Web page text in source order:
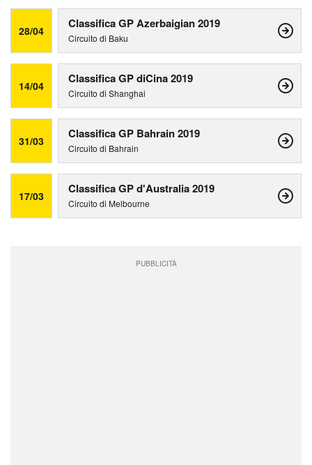
28/04 Classifica GP Azerbaigian 2019
Circuito di Baku
14/04 Classifica GP diCina 2019
Circuito di Shanghai
31/03 Classifica GP Bahrain 2019
Circuito di Bahrain
17/03 Classifica GP d'Australia 2019
Circuito di Melbourne
PUBBLICITÀ